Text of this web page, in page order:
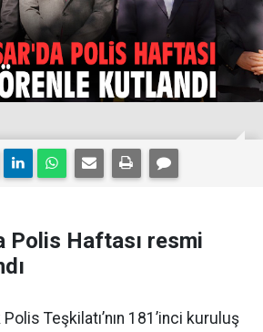
Polis Haftası resmi
Teşkilatı’nın 181’inci kuruluş